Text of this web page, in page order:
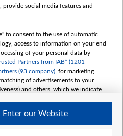
Shorts
мульт
English
PL
Now
History
Music
Doc
social media features and
to consent to the use of automatic
access to information on your end
of your personal data by
Partners from IAB* (1201
(93 company) , for marketing
of advertisements to your
and others, which we indicate
by TVP S.A. w likwidacji are as
Enter our Website